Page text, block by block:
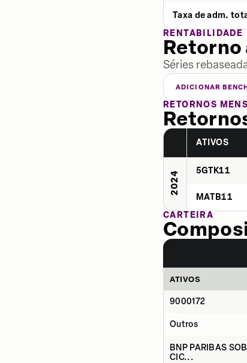
Taxa de adm.
RENTABILIDADE
Retorno
Séries
ADICIONAR
RETORNOS
ATIVOS
2024 5GTK11
MATB11
CARTEIRA
ATIVOS
9000172
Outros
BNP PARIBAS
CIC...